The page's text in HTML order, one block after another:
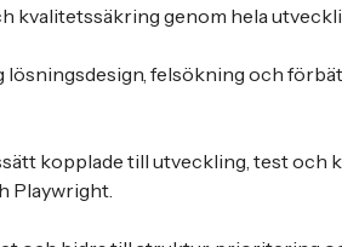
kvalitetssäkring genom hela
lösningsdesign, felsökning och
kopplade till utveckling, test och
Playwright.